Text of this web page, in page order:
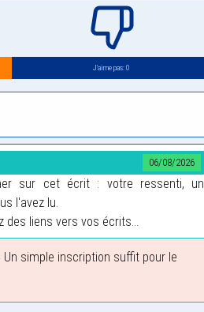
J’aime pas: 0
06/08/2026
sur cet écrit : votre ressenti, un
l'avez lu.
liens vers vos écrits...
simple inscription suffit pour le